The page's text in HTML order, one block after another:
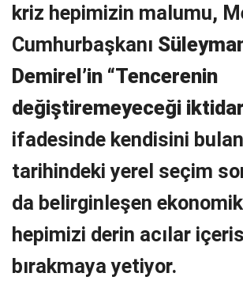
kriz hepimizin malumu,
Cumhurbaşkanı
Demirel’in “Tencerenin
değiştiremeyeceği
ifadesinde kendisini
tarihindeki yerel seçim
da belirginleşen
hepimizi derin acılar
bırakmaya yetiyor.